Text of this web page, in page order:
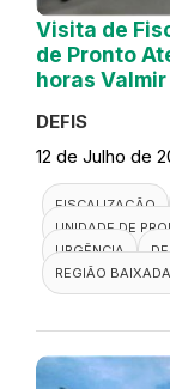
Visita de
de Pronto
horas
DEFIS
12 de Julho de
FISCALIZAÇÃO
UNIDADE DE
URGÊNCIA
REGIÃO